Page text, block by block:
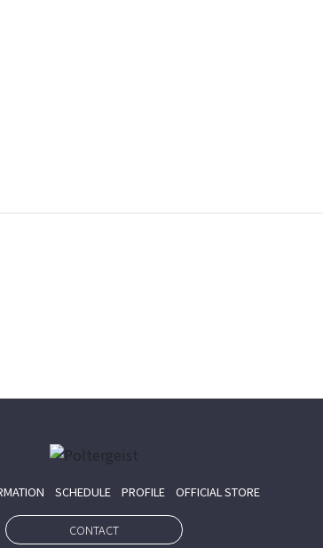
SCHEDULE PROFILE OFFICIAL STORE
CONTACT